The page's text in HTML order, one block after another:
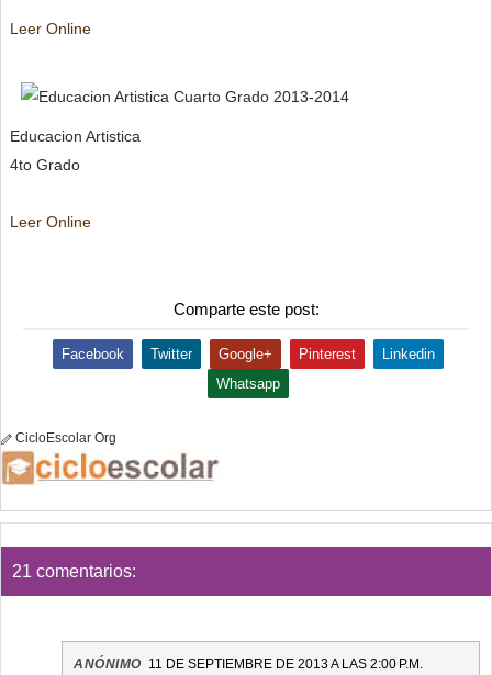
Leer Online
Educacion Artistica
4to Grado
Leer Online
Comparte este post:
Facebook Twitter Google+ Pinterest
Linkedin
Whatsapp
CicloEscolar Org
21 comentarios:
ANÓNIMO 11 DE SEPTIEMBRE DE 2013 A LAS 2:00 P.M.